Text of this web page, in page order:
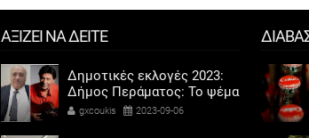
ΑΞΙΖΕΙ ΝΑ ΔΕΙΤΕ
Δημοτικές εκλογές 2023:
Δήμος Περάματος: Το ψέμα
τελικά έχει κοντά ποδάρια
gxcoukis 2023-09-06